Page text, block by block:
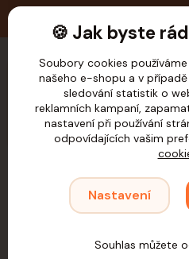
Kočky Hračky Hračky dle
Jutové
🍪 Jak byste
Soubory cookies
našeho e-shopu a v
sledování statistik o
reklamních kampaní,
nastavení při používání
odpovídajících vašim
Nastavení
Souhlas můžete